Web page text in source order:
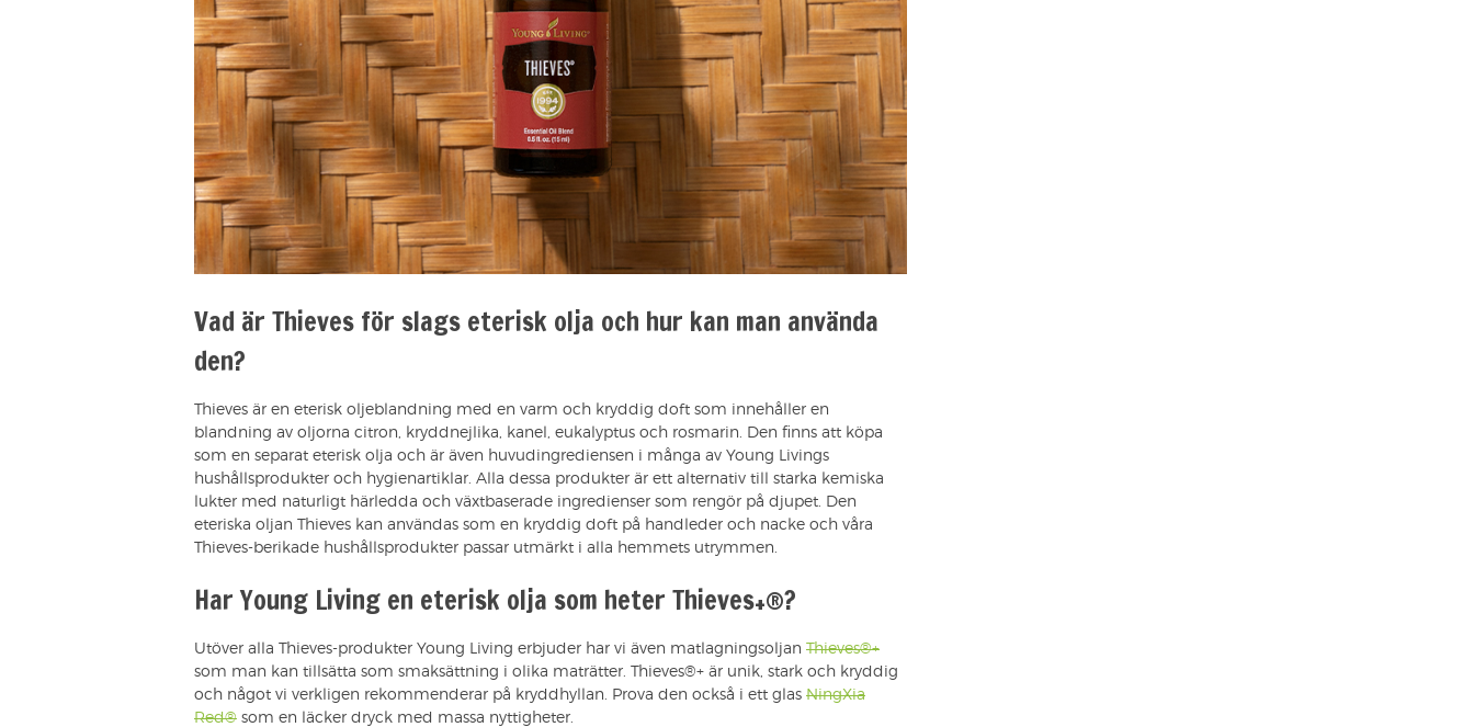
Vad är Thieves för slags eterisk olja och hur kan man använda
den?
Thieves är en eterisk oljeblandning med en varm och kryddig doft som innehåller en
blandning av oljorna citron, kryddnejlika, kanel, eukalyptus och rosmarin. Den finns att köpa
som en separat eterisk olja och är även huvudingrediensen i många av Young Livings
hushållsprodukter och hygienartiklar. Alla dessa produkter är ett alternativ till starka kemiska
lukter med naturligt härledda och växtbaserade ingredienser som rengör på djupet. Den
eteriska oljan Thieves kan användas som en kryddig doft på handleder och nacke och våra
Thieves-berikade hushållsprodukter passar utmärkt i alla hemmets utrymmen.
Har Young Living en eterisk olja som heter Thieves+®?
Utöver alla Thieves-produkter Young Living erbjuder har vi även matlagningsoljan Thieves®+
som man kan tillsätta som smaksättning i olika maträtter. Thieves®+ är unik, stark och kryddig
och något vi verkligen rekommenderar på kryddhyllan. Prova den också i ett glas NingXia
Red® som en läcker dryck med massa nyttigheter.